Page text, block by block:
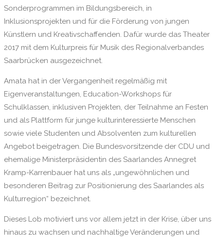
Sonderprogrammen im Bildungsbereich, in
Inklusionsprojekten und für die Förderung von jungen
Künstlern und Kreativschaffenden. Dafür wurde das Theater
2017 mit dem Kulturpreis für Musik des Regionalverbandes
Saarbrücken ausgezeichnet.
Amata hat in der Vergangenheit regelmäßig mit
Eigenveranstaltungen, Education-Workshops für
Schulklassen, inklusiven Projekten, der Teilnahme an Festen
und als Plattform für junge kulturinteressierte Menschen
sowie viele Studenten und Absolventen zum kulturellen
Angebot beigetragen. Die Bundesvorsitzende der CDU und
ehemalige Ministerpräsidentin des Saarlandes Annegret
Kramp-Karrenbauer hat uns als „ungewöhnlichen und
besonderen Beitrag zur Positionierung des Saarlandes als
Kulturregion“ bezeichnet.
Dieses Lob motiviert uns vor allem jetzt in der Krise, über uns
hinaus zu wachsen und nachhaltige Veränderungen und